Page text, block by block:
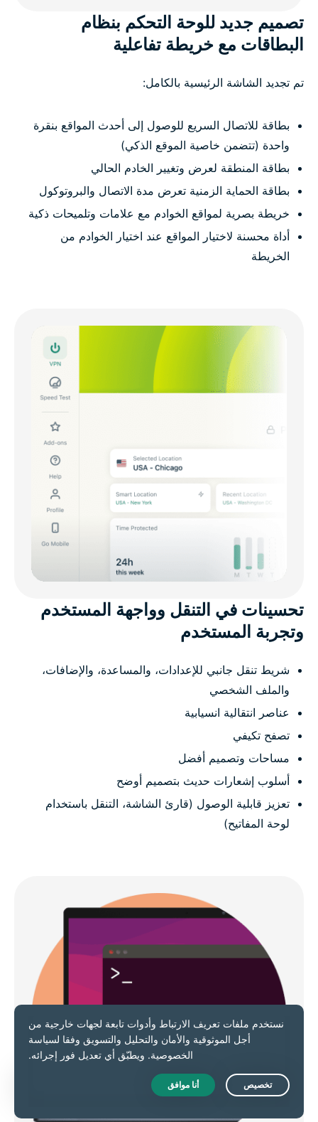
تصميم جديد للوحة التحكم بنظام
البطاقات مع خريطة تفاعلية
تم تجديد الشاشة الرئيسية بالكامل:
بطاقة للاتصال السريع للوصول إلى أحدث المواقع بنقرة
واحدة (تتضمن خاصية الموقع الذكي)
بطاقة المنطقة لعرض وتغيير الخادم الحالي
بطاقة الحماية الزمنية تعرض مدة الاتصال والبروتوكول
خريطة بصرية لمواقع الخوادم مع علامات وتلميحات ذكية
أداة محسنة لاختيار المواقع عند اختيار الخوادم من
الخريطة
تحسينات في التنقل وواجهة المستخدم
وتجربة المستخدم
شريط تنقل جانبي للإعدادات، والمساعدة، والإضافات،
والملف الشخصي
عناصر انتقالية انسيابية
تصفح تكيفي
مساحات وتصميم أفضل
أسلوب إشعارات حديث بتصميم أوضح
تعزيز قابلية الوصول (قارئ الشاشة، التنقل باستخدام
لوحة المفاتيح)